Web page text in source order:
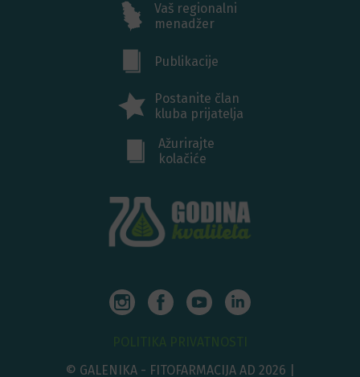
Vaš regionalni
menadžer
Publikacije
Postanite član
kluba prijatelja
Ažurirajte
kolačiće
© GALENIKA - FITOFARMACIJA AD 2026 |